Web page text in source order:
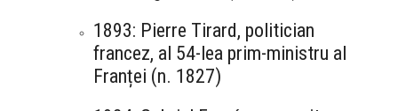
1893: Pierre Tirard, politician
francez, al 54-lea prim-ministru al
Franței (n. 1827)